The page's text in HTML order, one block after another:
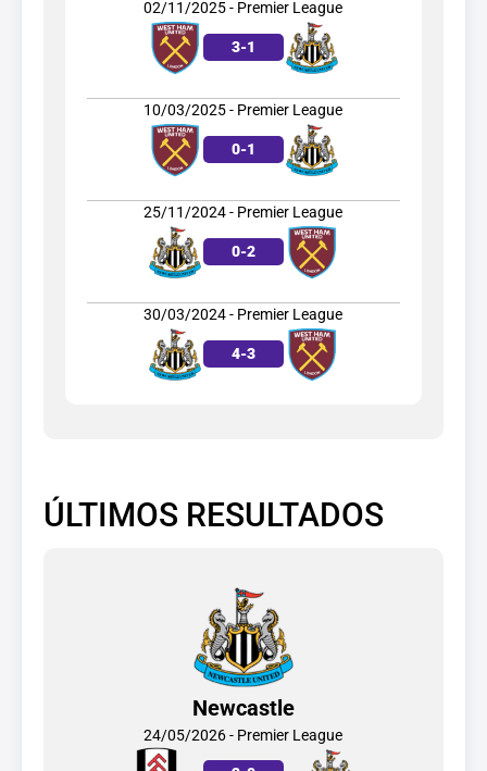
02/11/2025 - Premier League
3-1
10/03/2025 - Premier League
0-1
25/11/2024 - Premier League
0-2
30/03/2024 - Premier League
4-3
ÚLTIMOS RESULTADOS
Newcastle
24/05/2026 - Premier League